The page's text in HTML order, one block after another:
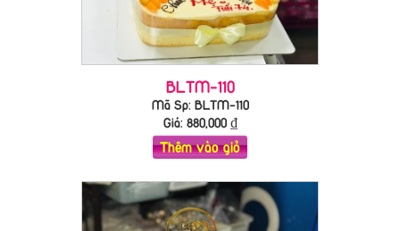
BLTM-110
Mã Sp: BLTM-110
Giá: 880,000₫
Thêm vào giỏ